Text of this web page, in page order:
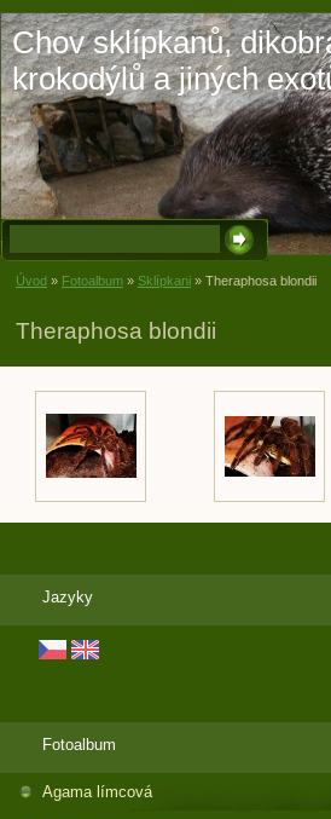
Chov sklípkanů,
krokodýlů a jiných
Úvod » Fotoalbum » Sklípkani » Theraphosa blondii
Theraphosa blondii
Jazyky
Fotoalbum
Agama límcová